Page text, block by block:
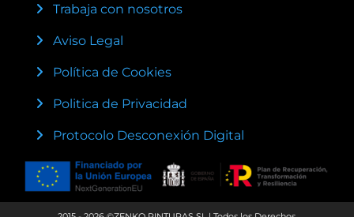
Trabaja con nosotros
Aviso Legal
Política de Cookies
Politica de Privacidad
Protocolo Desconexión Digital